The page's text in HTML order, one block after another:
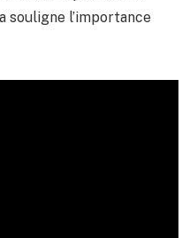
souligne l’importance